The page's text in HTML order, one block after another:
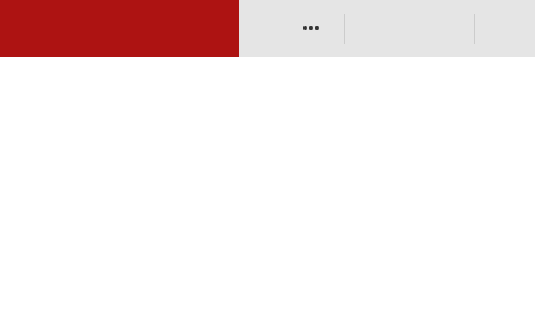
•••